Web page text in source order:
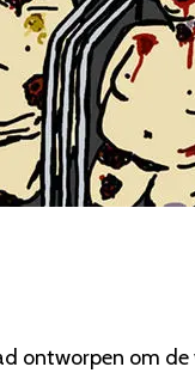
ontworpen om